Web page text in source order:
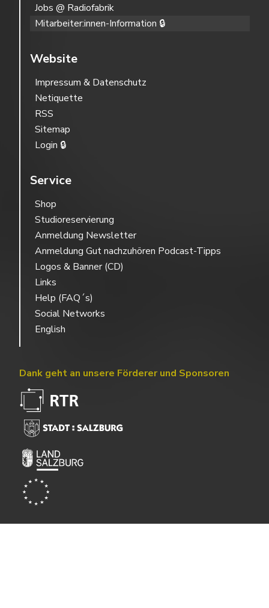
Jobs @ Radiofabrik
Mitarbeiter:innen-Information 🔒
Website
Impressum & Datenschutz
Netiquette
RSS
Sitemap
Login 🔒
Service
Shop
Studioreservierung
Anmeldung Newsletter
Anmeldung Gut nachzuhören Podcast-Tipps
Logos & Banner (CD)
Links
Help (FAQ´s)
Social Networks
English
Dank geht an unsere Förderer und Sponsoren